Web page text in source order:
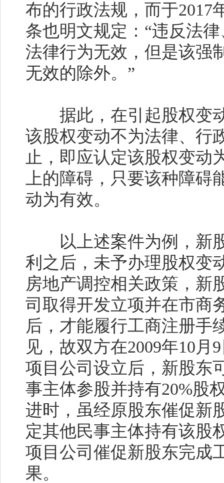
布的行政法规，而于2017
条也明文规定：“违反法
法律行为无效，但是该强
无效的除外。”
据此，在引起股权变动
该股权变动不为法律、行
止，即应认定该股权变动
上的障碍，只要该种障
动为有效。
以上述案件为例，新股
利之后，未予办理股权变
房地产调控相关政策，新
司取得开发立项并在市商
后，才能履行工商注册手
见，故双方在2009年10月 9
项目公司设立后，新股东
事主体参股并持有20%股
进时，虽经原股东催促新
定其他民事主体持有该股
项目公司催促新股东完成
果。